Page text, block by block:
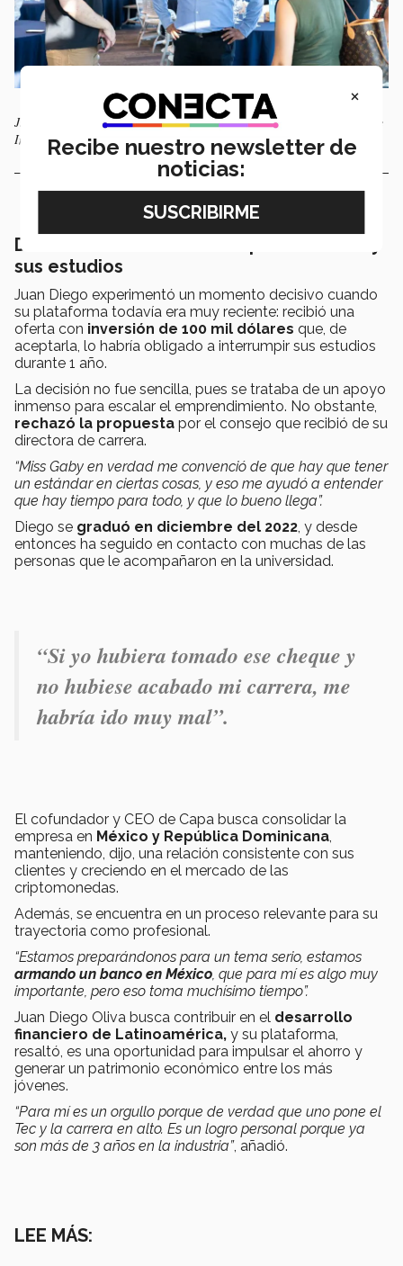
Juan Diego Oliva fue invitado en el evento de aniversario de carrera de
Ingeniería en Desarrollo Sustentable. Foto: Rexton Ruiz.
Difícil decisión entre el emprendimiento y
sus estudios
Juan Diego experimentó un momento decisivo cuando
su plataforma todavía era muy reciente: recibió una
oferta con inversión de 100 mil dólares que, de
aceptarla, lo habría obligado a interrumpir sus estudios
durante 1 año.
La decisión no fue sencilla, pues se trataba de un apoyo
inmenso para escalar el emprendimiento. No obstante,
rechazó la propuesta por el consejo que recibió de su
directora de carrera.
“Miss Gaby en verdad me convenció de que hay que tener
un estándar en ciertas cosas, y eso me ayudó a entender
que hay tiempo para todo, y que lo bueno llega”.
Diego se graduó en diciembre del 2022 , y desde
entonces ha seguido en contacto con muchas de las
personas que le acompañaron en la universidad.
“Si yo hubiera tomado ese cheque y
no hubiese acabado mi carrera, me
habría ido muy mal”.
El cofundador y CEO de Capa busca consolidar la
empresa en México y República Dominicana
manteniendo, dijo, una relación consistente con sus
clientes y creciendo en el mercado de las
criptomonedas.
Además, se encuentra en un proceso relevante para su
trayectoria como profesional.
“Estamos preparándonos para un tema serio, estamos
armando un banco en México , que para mí es algo muy
importante, pero eso toma muchísimo tiempo”.
Juan Diego Oliva busca contribuir en el desarrollo
financiero de Latinoamérica, y su plataforma,
resaltó, es una oportunidad para impulsar el ahorro y
generar un patrimonio económico entre los más
jóvenes.
“Para mí es un orgullo porque de verdad que uno pone el
Tec y la carrera en alto. Es un logro personal porque ya
son más de 3 años en la industria”, añadió.
LEE MÁS:
×
Recibe nuestro newsletter de
noticias: